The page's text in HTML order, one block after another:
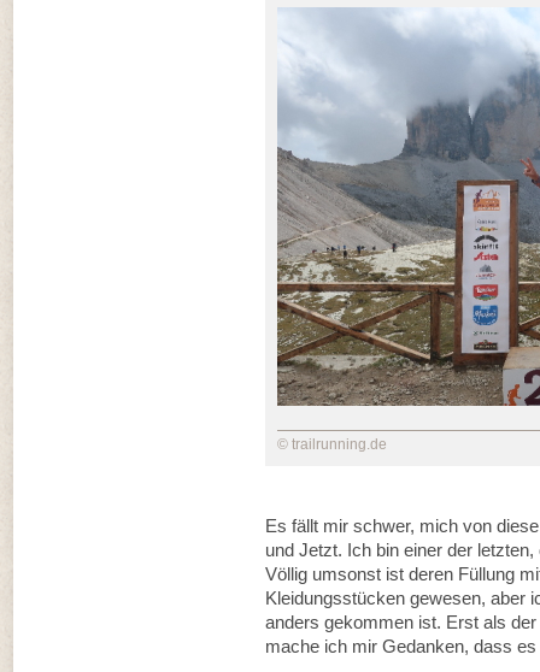
© trailrunning.de
Es fällt mir schwer, mich von
und Jetzt. Ich bin einer der
Völlig umsonst ist deren Füllung
Kleidungsstücken gewesen, aber
anders gekommen ist. Erst als
mache ich mir Gedanken, dass